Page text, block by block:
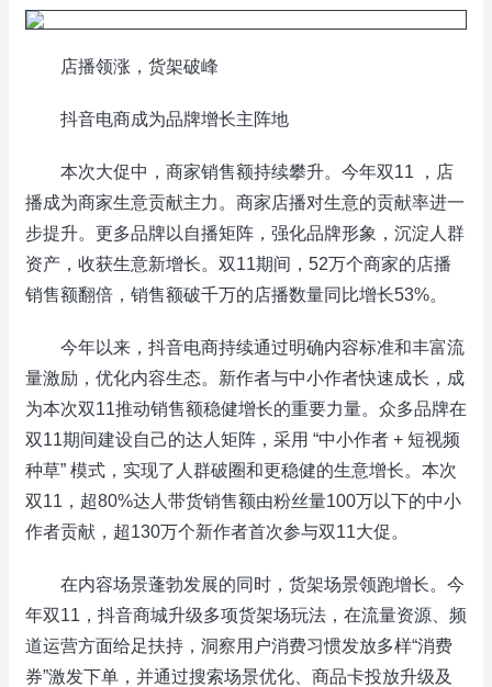
店播领涨，货架破峰
抖音电商成为品牌增长主阵地
本次大促中，商家销售额持续攀升。今年双11 ，店
播成为商家生意贡献主力。商家店播对生意的贡献率进一
步提升。更多品牌以自播矩阵，强化品牌形象，沉淀人群
资产，收获生意新增长。双11期间，52万个商家的店播
销售额翻倍，销售额破千万的店播数量同比增长53%。
今年以来，抖音电商持续通过明确内容标准和丰富流
量激励，优化内容生态。新作者与中小作者快速成长，成
为本次双11推动销售额稳健增长的重要力量。众多品牌在
双11期间建设自己的达人矩阵，采用 “中小作者 + 短视频
种草” 模式，实现了人群破圈和更稳健的生意增长。本次
双11，超80%达人带货销售额由粉丝量100万以下的中小
作者贡献，超130万个新作者首次参与双11大促。
在内容场景蓬勃发展的同时，货架场景领跑增长。今
年双11，抖音商城升级多项货架场玩法，在流量资源、频
道运营方面给足扶持，洞察用户消费习惯发放多样“消费
券”激发下单，并通过搜索场景优化、商品卡投放升级及